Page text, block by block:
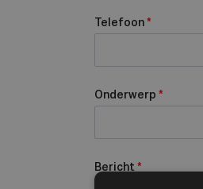
Telefoon *
Onderwerp *
Bericht *